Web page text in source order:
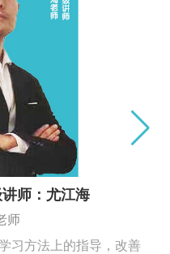
师：尤江海
师
习方法上的指导，改善